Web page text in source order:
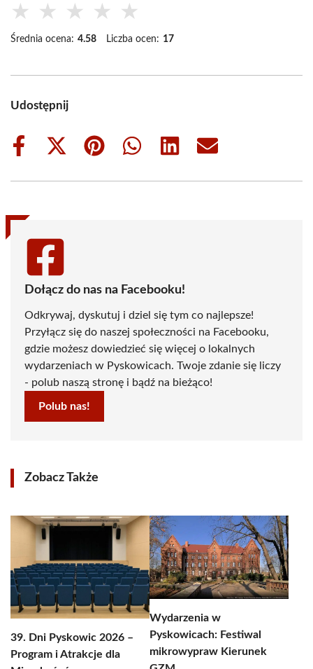
★ ★ ★ ★ ★
Średnia ocena: 4.58 Liczba ocen: 17
Udostępnij
Share
Share
(Twitter)
Share
Share
Share
Share
Dołącz do nas na Facebooku!
Odkrywaj, dyskutuj i dziel się tym co najlepsze!
Przyłącz się do naszej społeczności na Facebooku,
gdzie możesz dowiedzieć się więcej o lokalnych
wydarzeniach w Pyskowicach. Twoje zdanie się liczy
- polub naszą stronę i bądź na bieżąco!
Polub nas!
Zobacz Także
39. Dni Pyskowic 2026 –
Program i Atrakcje dla
Wydarzenia w
Pyskowicach: Festiwal
mikrowypraw Kierunek